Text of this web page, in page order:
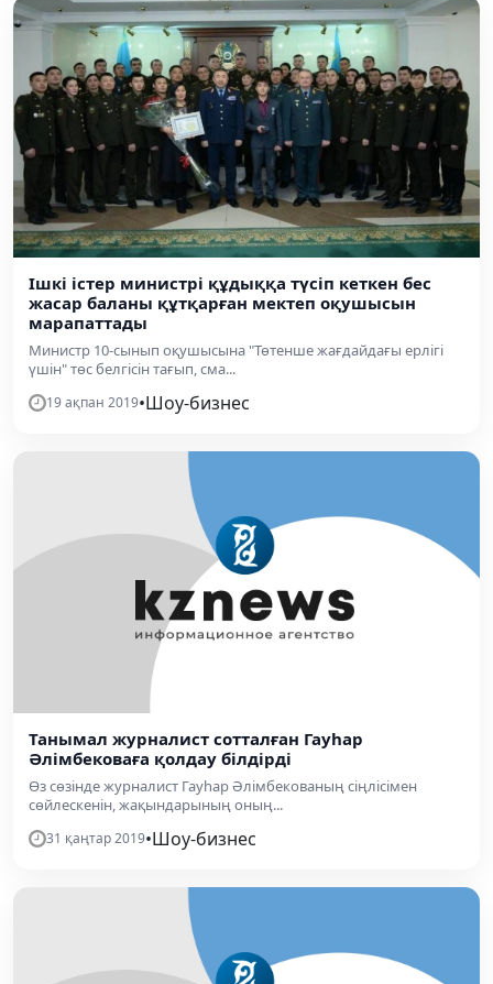
Ішкі істер министрі құдыққа түсіп кеткен бес
жасар баланы құтқарған мектеп оқушысын
марапаттады
Министр 10-сынып оқушысына "Төтенше жағдайдағы ерлігі
үшін" төс белгісін тағып, сма...
19 ақпан 2019•Шоу-бизнес
Танымал журналист сотталған Гауһар
Әлімбековаға қолдау білдірді
Өз сөзінде журналист Гауһар Әлімбекованың сіңлісімен
сөйлескенін, жақындарының оның...
31 қаңтар 2019•Шоу-бизнес